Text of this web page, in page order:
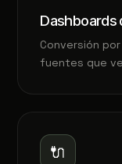
Dashboards
Conversión
fuentes que
🔌